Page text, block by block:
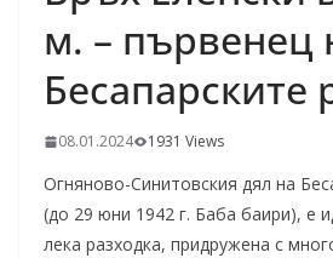
м. – първенец
Бесапарските
08.01.2024 1931 Views
Огняново-Синитовския дял на
(до 29 юни 1942 г. Баба баири), е
лека разходка, придружена с